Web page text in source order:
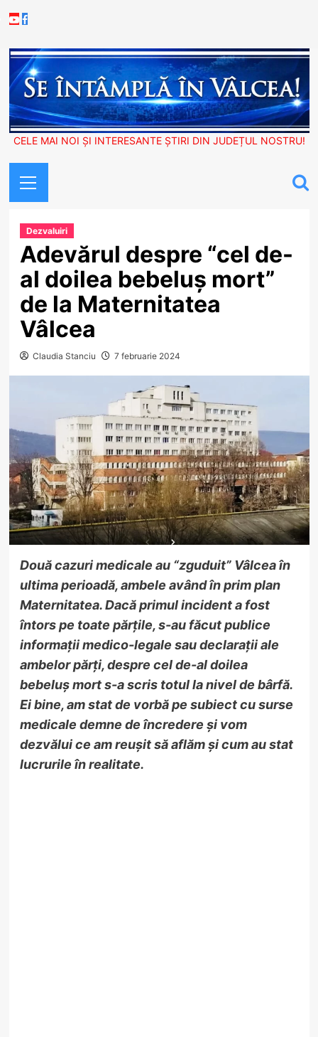
to
Youtube
Facebook
CELE MAI NOI ȘI INTERESANTE ȘTIRI DIN JUDEȚUL NOSTRU!
Menu
Dezvaluiri
Adevărul despre “cel de-
al doilea bebeluș mort”
de la Maternitatea
Vâlcea
Claudia Stanciu 7 februarie 2024
Două cazuri medicale au “zguduit” Vâlcea în
ultima perioadă, ambele având în prim plan
Maternitatea. Dacă primul incident a fost
întors pe toate părțile, s-au făcut publice
informații medico-legale sau declarații ale
ambelor părți, despre cel de-al doilea
bebeluș mort s-a scris totul la nivel de bârfă.
Ei bine, am stat de vorbă pe subiect cu surse
medicale demne de încredere și vom
dezvălui ce am reușit să aflăm și cum au stat
lucrurile în realitate.